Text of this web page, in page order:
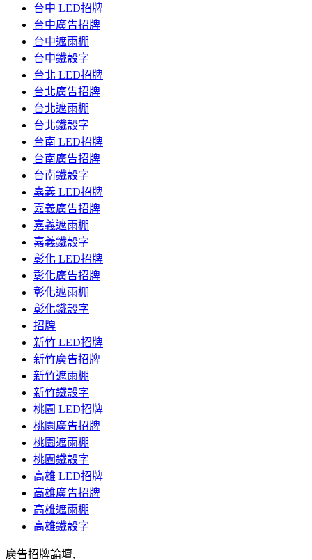
台中 LED招牌
台中廣告招牌
台中遮雨棚
台中鐵殼字
台北 LED招牌
台北廣告招牌
台北遮雨棚
台北鐵殼字
台南 LED招牌
台南廣告招牌
台南鐵殼字
嘉義 LED招牌
嘉義廣告招牌
嘉義遮雨棚
嘉義鐵殼字
彰化 LED招牌
彰化廣告招牌
彰化遮雨棚
彰化鐵殼字
招牌
新竹 LED招牌
新竹廣告招牌
新竹遮雨棚
新竹鐵殼字
桃園 LED招牌
桃園廣告招牌
桃園遮雨棚
桃園鐵殼字
高雄 LED招牌
高雄廣告招牌
高雄遮雨棚
高雄鐵殼字
廣告招牌論壇,